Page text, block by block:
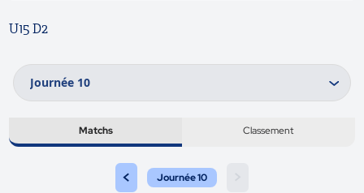
U15 D2
Matchs Classement
< Journée 10